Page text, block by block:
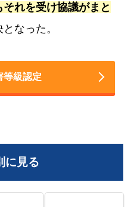
れを受け協議がまと
なった。
等級認定
に見る